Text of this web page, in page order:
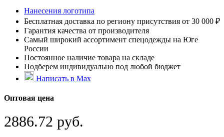
Нанесения логотипа
Бесплатная доставка по региону присутствия от 30 000 ₽
Гарантия качества от производителя
Самый широкий ассортимент спецодежды на Юге
России
Постоянное наличие товара на складе
Подберем индивидуально под любой бюджет
Написать в Max
Оптовая цена
2886.72 руб.